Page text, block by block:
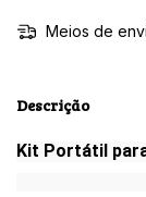
Meios de
Descrição
Kit Portátil